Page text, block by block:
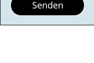
Senden